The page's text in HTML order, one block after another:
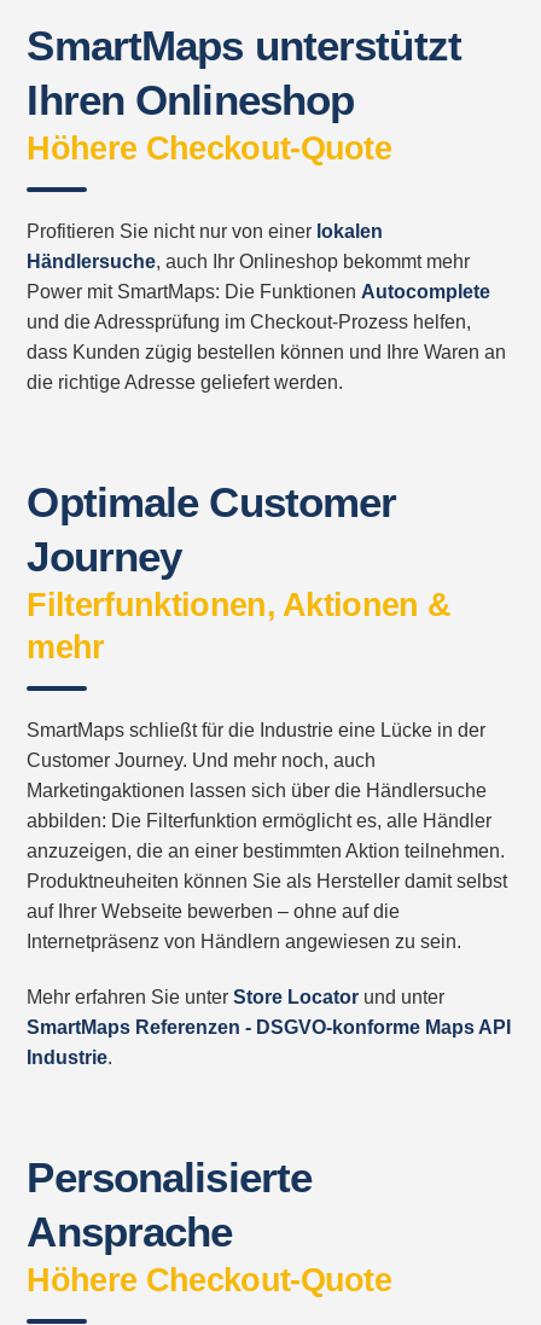
SmartMaps unterstützt
Ihren Onlineshop
Höhere Checkout-Quote
Profitieren Sie nicht nur von einer lokalen
Händlersuche, auch Ihr Onlineshop bekommt mehr
Power mit SmartMaps: Die Funktionen Autocomplete
und die Adressprüfung im Checkout-Prozess helfen,
dass Kunden zügig bestellen können und Ihre Waren an
die richtige Adresse geliefert werden.
Optimale Customer
Journey
Filterfunktionen, Aktionen &
mehr
SmartMaps schließt für die Industrie eine Lücke in der
Customer Journey. Und mehr noch, auch
Marketingaktionen lassen sich über die Händlersuche
abbilden: Die Filterfunktion ermöglicht es, alle Händler
anzuzeigen, die an einer bestimmten Aktion teilnehmen.
Produktneuheiten können Sie als Hersteller damit selbst
auf Ihrer Webseite bewerben – ohne auf die
Internetpräsenz von Händlern angewiesen zu sein.
Mehr erfahren Sie unterStore Locator und unter
SmartMaps Referenzen - DSGVO-konforme Maps API
Industrie.
Personalisierte
Ansprache
Höhere Checkout-Quote